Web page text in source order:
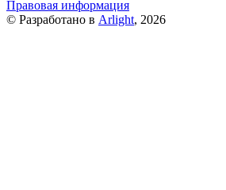
Правовая информация
© Разработано в Arlight, 2026